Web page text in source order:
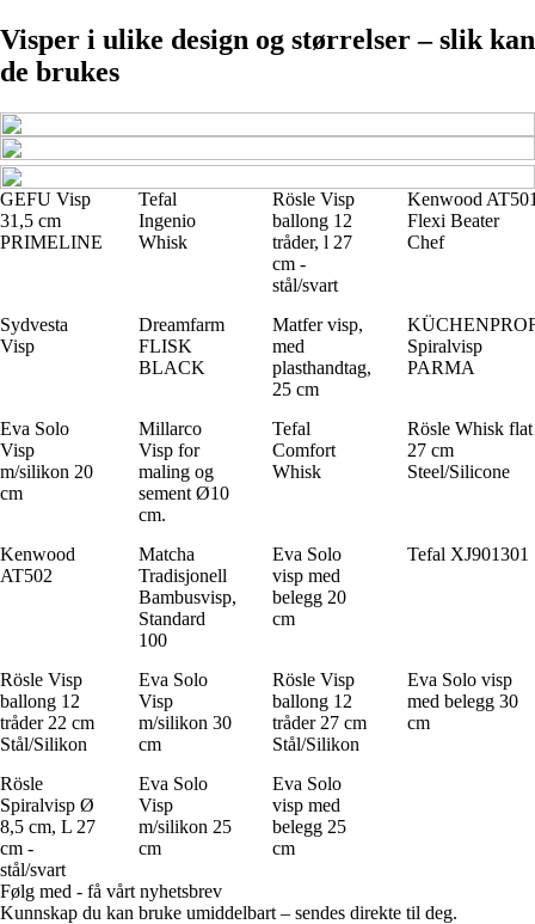
Visper i ulike design og størrelser – slik kan
de brukes
GEFU Visp
31,5 cm
PRIMELINE
Tefal
Ingenio
Whisk
Rösle Visp
ballong 12
tråder, l 27
cm -
stål/svart
Kenwood
Flexi Beater
Chef
Sydvesta
Visp
Dreamfarm
FLISK
BLACK
Matfer visp,
med
plasthandtag,
25 cm
Spiralvisp
PARMA
Eva Solo
Visp
m/silikon 20
cm
Millarco
Visp for
maling og
sement Ø10
cm.
Tefal
Comfort
Whisk
Rösle Whisk flat
27 cm
Steel/Silicone
Kenwood
AT502
Matcha
Tradisjonell
Bambusvisp,
Standard
100
Eva Solo
visp med
belegg 20
cm
Tefal XJ901301
Rösle Visp
ballong 12
tråder 22 cm
Stål/Silikon
Eva Solo
Visp
m/silikon 30
cm
Rösle Visp
ballong 12
tråder 27 cm
Stål/Silikon
Eva Solo visp
med belegg 30
cm
Rösle
Spiralvisp Ø
8,5 cm, L 27
cm -
stål/svart
Eva Solo
Visp
m/silikon 25
cm
Eva Solo
visp med
belegg 25
cm
Følg med - få vårt nyhetsbrev
Kunnskap du kan bruke umiddelbart – sendes direkte til deg.